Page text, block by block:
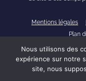
Mentions légales
Plan
15
Nous utilisons des
expérience sur notre
site, nous